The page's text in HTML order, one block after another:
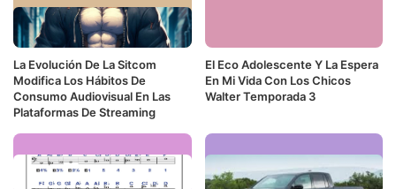
La Evolución De La Sitcom
Modifica Los Hábitos De
Consumo Audiovisual En Las
Plataformas De Streaming
El Eco Adolescente Y La Espera
En Mi Vida Con Los Chicos
Walter Temporada 3